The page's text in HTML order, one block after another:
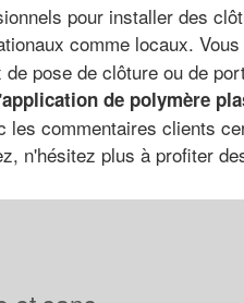
pour installer des
comme locaux.
pose de clôture ou de
application de polymère
commentaires clients
n'hésitez plus à profiter